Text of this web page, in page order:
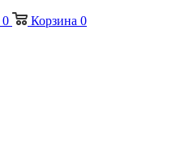
0 Корзина 0